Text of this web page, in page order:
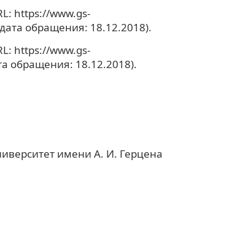
https://www.gs-
обращения: 18.12.2018).
https://www.gs-
обращения: 18.12.2018).
имени А. И. Герцена